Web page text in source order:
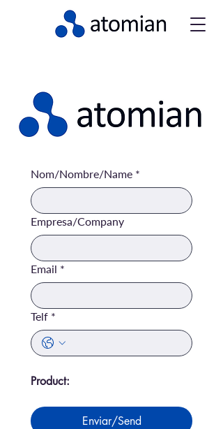
Nom/Nombre/Name *
Empresa/Company
Email *
Telf *
Product:
Enviar/Send